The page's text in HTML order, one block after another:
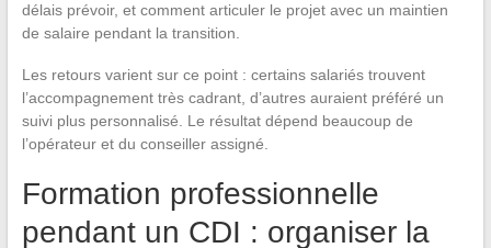
délais prévoir, et comment articuler le projet avec un maintien
de salaire pendant la transition.
Les retours varient sur ce point : certains salariés trouvent
l’accompagnement très cadrant, d’autres auraient préféré un
suivi plus personnalisé. Le résultat dépend beaucoup de
l’opérateur et du conseiller assigné.
Formation professionnelle
pendant un CDI : organiser la